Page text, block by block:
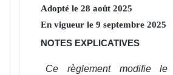
Adopté le28août2025
En vigueur le9septembre2025
NOTES EXPLICATIVES
Ce règlement modifie le